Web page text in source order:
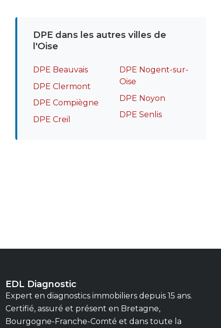
DPE dans les autres villes de
l'Oise
DPE Beauvais
DPE Clermont
DPE Compiègne
DPE Creil
DPE Nogent-sur-
Oise
DPE Noyon
DPE Senlis
EDL Diagnostic
Expert en diagnostics immobiliers depuis 15 ans.
Certifié, assuré et présent en Bretagne,
Bourgogne-Franche-Comté et dans toute la